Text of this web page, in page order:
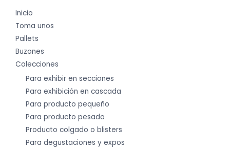
Inicio
Toma unos
Pallets
Buzones
Colecciones
Para exhibir en secciones
Para exhibición en cascada
Para producto pequeño
Para producto pesado
Producto colgado o blisters
Para degustaciones y expos